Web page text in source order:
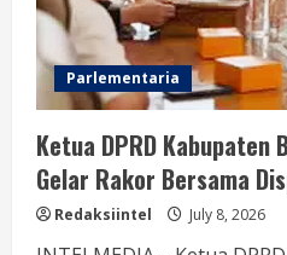
Parlementaria
Ketua DPRD Kabupaten
Gelar Rakor Bersama
Redaksiintel July 8, 2026